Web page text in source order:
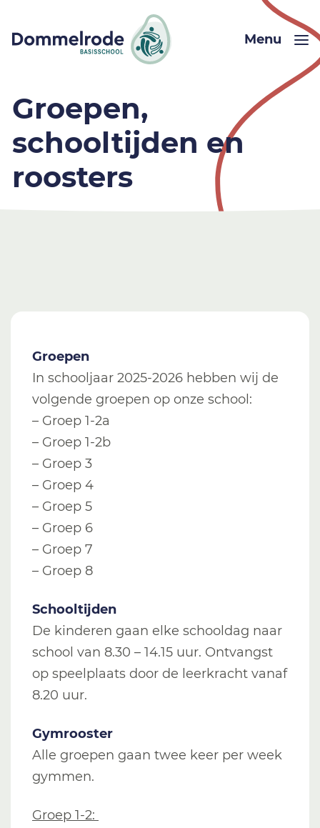
Menu
Groepen,
schooltijden en
roosters
Groepen
In schooljaar 2025-2026 hebben wij de
volgende groepen op onze school:
– Groep 1-2a
– Groep 1-2b
– Groep 3
– Groep 4
– Groep 5
– Groep 6
– Groep 7
– Groep 8
Schooltijden
De kinderen gaan elke schooldag naar
school van 8.30 – 14.15 uur. Ontvangst
op speelplaats door de leerkracht vanaf
8.20 uur.
Gymrooster
Alle groepen gaan twee keer per week
gymmen.
Groep 1-2: